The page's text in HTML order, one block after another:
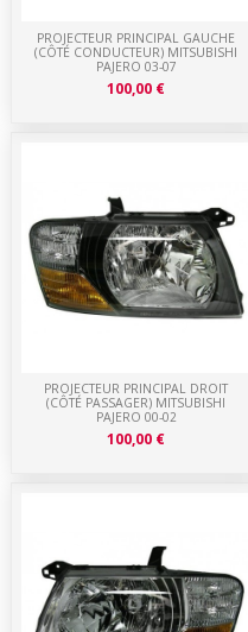
PROJECTEUR PRINCIPAL DROIT
(CÔTÉ PASSAGER) MITSUBISHI
PAJERO 00-02
100,00 €
PROJECTEUR PRINCIPAL GAUCHE
(CÔTÉ CONDUCTEUR) MITSUBISHI
PAJERO 03-07
100,00 €